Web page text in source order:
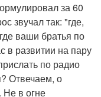
за 60
звучал так: "где,
ваши братья по
в развитии на пару
по радио
Отвечаем, о
Не в огне